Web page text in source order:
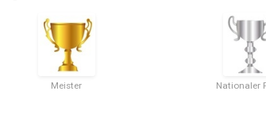
Meister Nationaler